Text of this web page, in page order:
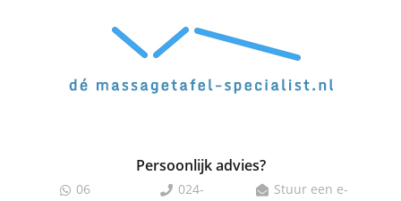
Persoonlijk advies?
 06
 024-
 Stuur een e-